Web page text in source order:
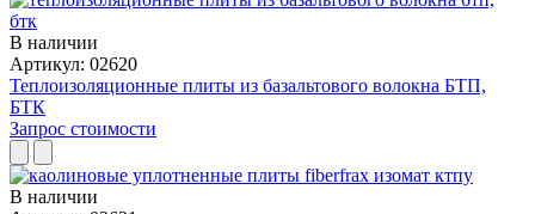
В наличии
Артикул: 02620
Теплоизоляционные плиты из базальтового волокна БТП,
БТК
Запрос стоимости
В наличии